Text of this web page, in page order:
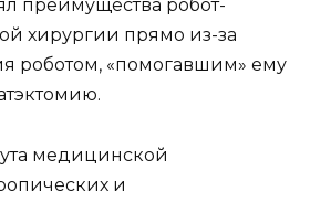
преимущества робот-
хирургии прямо из-за
роботом, «помогавшим» ему
медицинской
и